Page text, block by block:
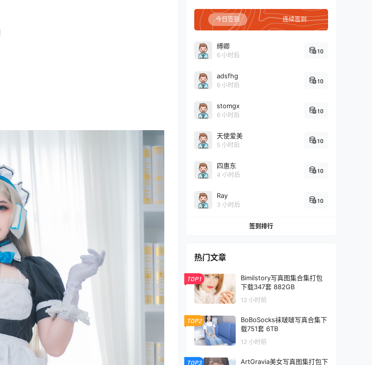
今日签到 连续签到
缚卿
6 小时后
10
adsfhg
6 小时后
10
stomgx
6 小时后
10
天使爱美
5 小时后
10
四惠东
4 小时后
10
Ray
3 小时后
10
签到排行
热门文章
TOP1
Bimilstory写真图集合集打包
下载347套 882GB
12 小时前
TOP2
BoBoSocks袜啵啵写真合集下
载751套 6TB
12 小时前
TOP3
ArtGravia美女写真图集打包下